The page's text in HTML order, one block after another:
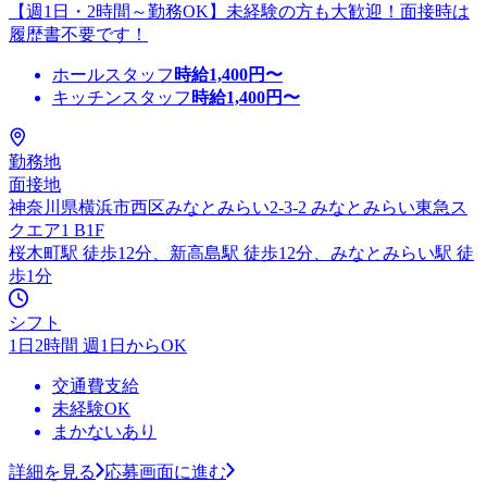
【週1日・2時間～勤務OK】未経験の方も大歓迎！面接時は
履歴書不要です！
ホールスタッフ 時給1,400円〜
キッチンスタッフ 時給1,400円〜
勤務地
面接地
神奈川県横浜市西区みなとみらい2-3-2 みなとみらい東急ス
クエア1 B1F
桜木町駅 徒歩12分、新高島駅 徒歩12分、みなとみらい駅 徒
歩1分
シフト
1日2時間 週1日からOK
交通費支給
未経験OK
まかないあり
詳細を見る
応募画面に進む